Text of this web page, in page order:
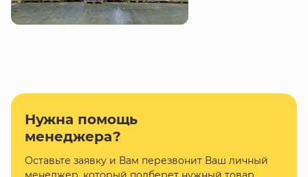
Нужна помощь
менеджера?
Оставьте заявку и Вам перезвонит Ваш личный